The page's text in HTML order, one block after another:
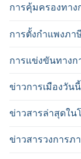
การคุ้มครองทาง
การตั้งกำแพงภา
การแข่งขันทางก
ข่าวการเมืองวัน
ข่าวสารล่าสุดใน
ข่าวสารวงการภ